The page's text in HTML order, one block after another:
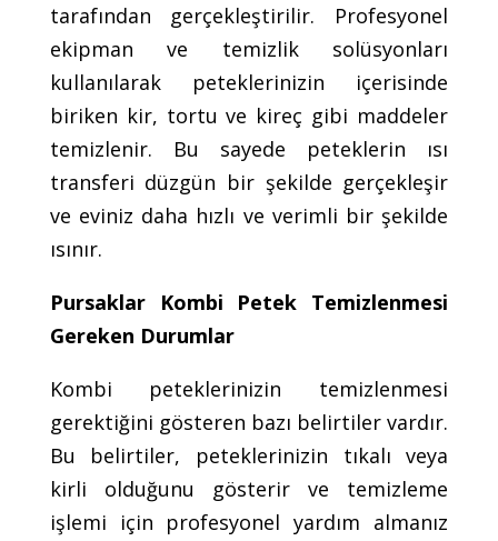
tarafından gerçekleştirilir. Profesyonel
ekipman ve temizlik solüsyonları
kullanılarak peteklerinizin içerisinde
biriken kir, tortu ve kireç gibi maddeler
temizlenir. Bu sayede peteklerin ısı
transferi düzgün bir şekilde gerçekleşir
ve eviniz daha hızlı ve verimli bir şekilde
ısınır.
Pursaklar Kombi Petek Temizlenmesi
Gereken Durumlar
Kombi peteklerinizin temizlenmesi
gerektiğini gösteren bazı belirtiler vardır.
Bu belirtiler, peteklerinizin tıkalı veya
kirli olduğunu gösterir ve temizleme
işlemi için profesyonel yardım almanız